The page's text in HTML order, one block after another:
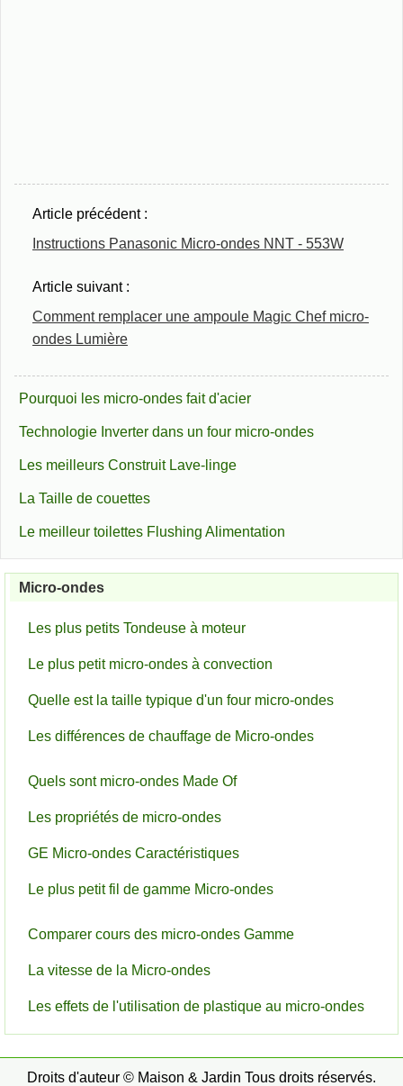
Article précédent :
Instructions Panasonic Micro-ondes NNT - 553W
Article suivant :
Comment remplacer une ampoule Magic Chef micro-
ondes Lumière
Pourquoi les micro-ondes fait d'acier
Technologie Inverter dans un four micro-ondes
Les meilleurs Construit Lave-linge
La Taille de couettes
Le meilleur toilettes Flushing Alimentation
Micro-ondes
Les plus petits Tondeuse à moteur
Le plus petit micro-ondes à convection
Quelle est la taille typique d'un four micro-ondes
Les différences de chauffage de Micro-ondes
Quels sont micro-ondes Made Of
Les propriétés de micro-ondes
GE Micro-ondes Caractéristiques
Le plus petit fil de gamme Micro-ondes
Comparer cours des micro-ondes Gamme
La vitesse de la Micro-ondes
Les effets de l'utilisation de plastique au micro-ondes
Droits d'auteur © Maison & Jardin Tous droits réservés.